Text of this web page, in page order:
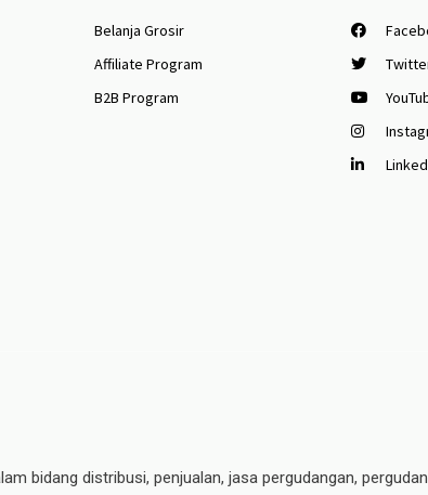
Belanja Grosir
Affiliate Program
B2B Program
bidang distribusi, penjualan, jasa pergudangan,